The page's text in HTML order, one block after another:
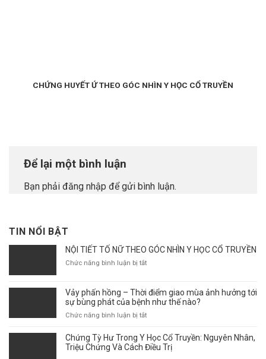
CHỨNG HUYẾT Ứ THEO GÓC NHÌN Y HỌC CỔ TRUYỀN
Để lại một bình luận
Bạn phải đăng nhập để gửi bình luận.
TIN NỔI BẬT
NỘI TIẾT TỐ NỮ THEO GÓC NHÌN Y HỌC CỔ TRUYỀN
Chức năng bình luận bị tắtở
TỐ
NỮ
THEO
NHÌN
Y
Vảy phấn hồng – Thời điểm giao mùa ảnh hưởng tới
sự bùng phát của bệnh như thế nào?
Chức năng bình luận bị tắtở
phấn
hồng
Chứng Tỳ Hư Trong Y Học Cổ Truyền: Nguyên Nhân,
Triệu Chứng Và Cách Điều Trị